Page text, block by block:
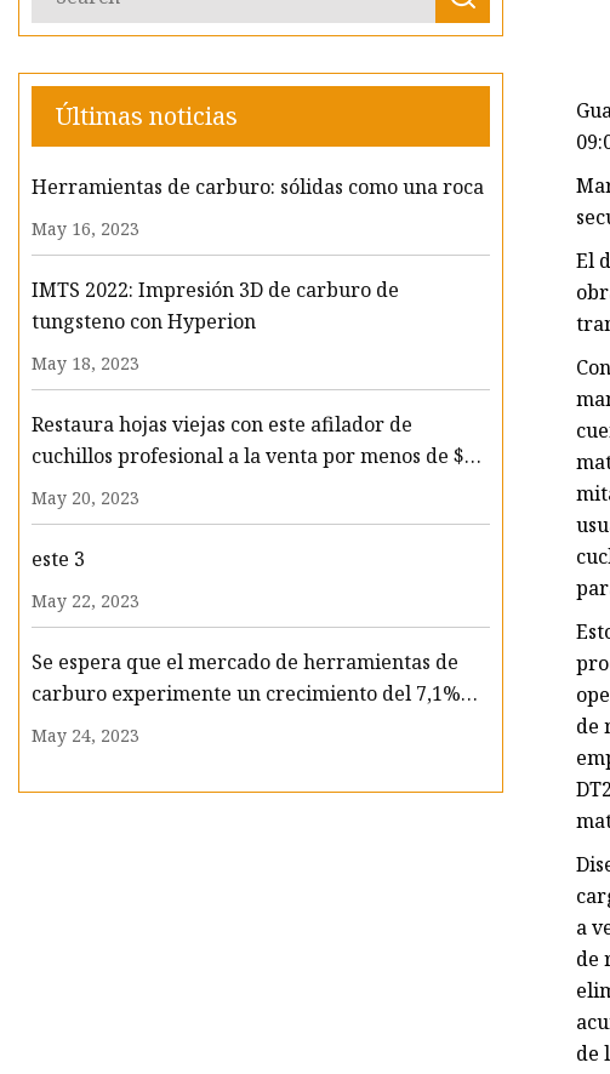
Últimas noticias
Herramientas de carburo: sólidas como una roca
May 16, 2023
IMTS 2022: Impresión 3D de carburo de
tungsteno con Hyperion
May 18, 2023
Restaura hojas viejas con este afilador de
cuchillos profesional a la venta por menos de $70
ahora
May 20, 2023
este 3
May 22, 2023
Se espera que el mercado de herramientas de
carburo experimente un crecimiento del 7,1%
CAGR para 2033
May 24, 2023
El
de
a
de
de